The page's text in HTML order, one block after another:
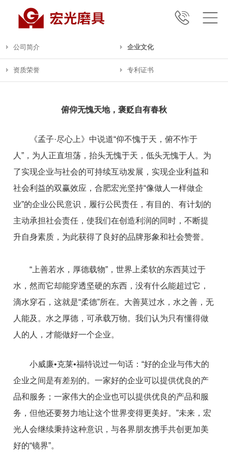
公司简介 企业文化
资质荣誉 专利证书
俯仰无愧天地，褒贬自有春秋
《孟子·尽心上》中说道“仰不愧于天，俯不怍于
人”，为人正直坦荡，抬头无愧于天，低头无愧于人。为
了实现企业与社会的可持续互动发展，实现企业利益和
社会利益的双赢效应，合肥宏光坚持“像做人一样做企
业”的企业公民意识，履行公民责任，有目的、有计划的
主动承担社会责任，使我们在创造利润的同时，不断提
升自身素质，为此获得了良好的品牌形象和社会赞誉。
“上善若水，厚德载物”，世界上柔软的东西莫过于
水，然而它却能穿透坚硬的东西，没有什么能超过它，
滴水穿石，这就是“柔德”所在。大善莫过水，水之善，无
人能及。水之厚德，可承载万物。我们认为只有懂得做
人的人，才能做好一个企业。
小威廉•克莱•福特说过一句话：“好的企业与伟大的
企业之间是有差别的。一家好的企业可以提供优良的产
品和服务；一家伟大的企业也可以提供优良 的产品和服
务，但他还要努力地让这个世界变得更美好。”未来，宏
光人会继续秉持这种意识，与各界朋友携手共创更加美
好的“镜界”。